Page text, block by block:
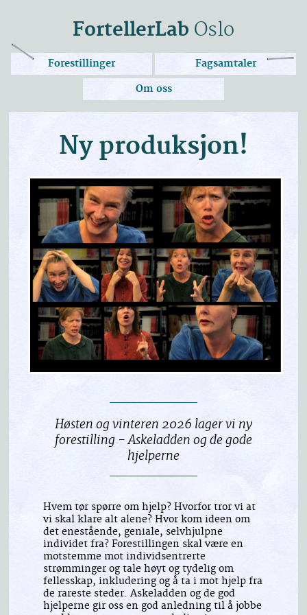
FortellerLab Oslo
Forestillinger Fagsamtaler
Om oss
Ny produksjon!
Høsten og vinteren 2026 lager vi ny
forestilling - Askeladden og de gode
hjelperne
Hvem tør spørre om hjelp? Hvorfor tror vi at
vi skal klare alt alene? Hvor kom ideen om
det enestående, geniale, selvhjulpne
individet fra? Forestillingen skal være en
motstemme mot individsentrerte
strømminger og tale høyt og tydelig om
fellesskap, inkludering og å ta i mot hjelp fra
de rareste steder. Askeladden og de god
hjelperne gir oss en god anledning til å jobbe